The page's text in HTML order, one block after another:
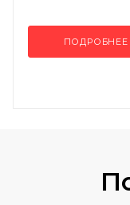
ПОДРОБНЕЕ